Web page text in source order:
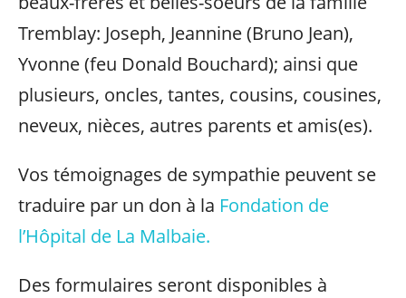
Tremblay: Joseph, Jeannine (Bruno Jean),
Yvonne (feu Donald Bouchard); ainsi que
plusieurs, oncles, tantes, cousins, cousines,
neveux, nièces, autres parents et amis(es).
Vos témoignages de sympathie peuvent se
traduire par un don à la Fondation de
l’Hôpital de La Malbaie.
Des formulaires seront disponibles à